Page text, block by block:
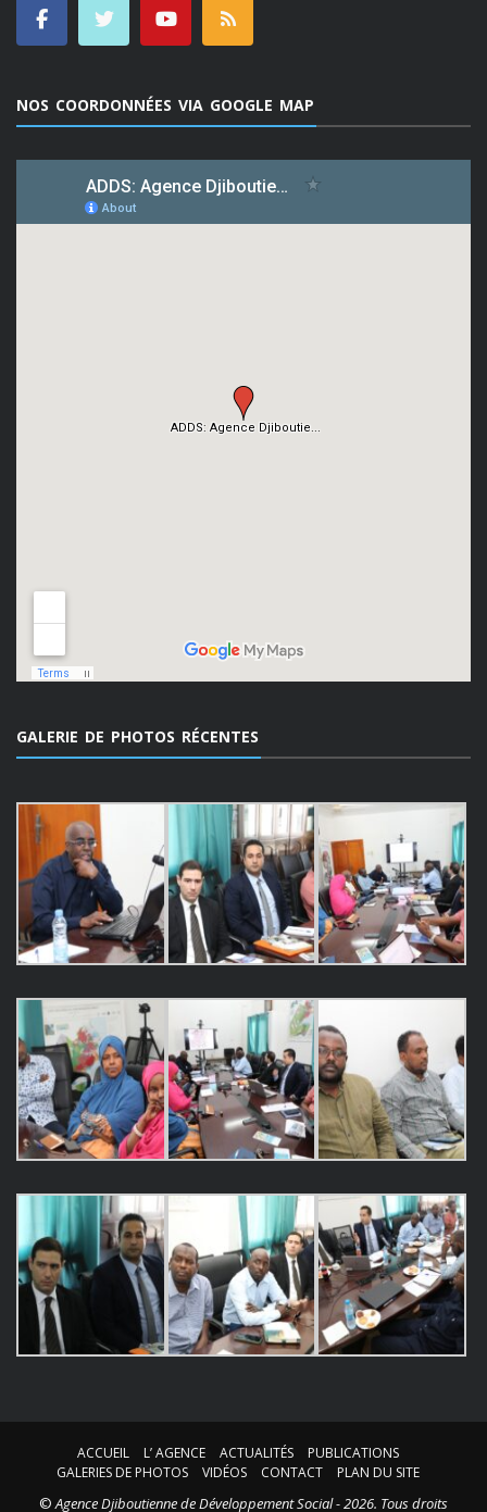
NOS COORDONNÉES VIA GOOGLE MAP
GALERIE DE PHOTOS RÉCENTES
ACCUEIL L’ AGENCE ACTUALITÉS
PUBLICATIONS
GALERIES DE PHOTOS
VIDÉOS CONTACT PLAN DU SITE
©Agence Djiboutienne de Développement Social - 2026. Tous droits